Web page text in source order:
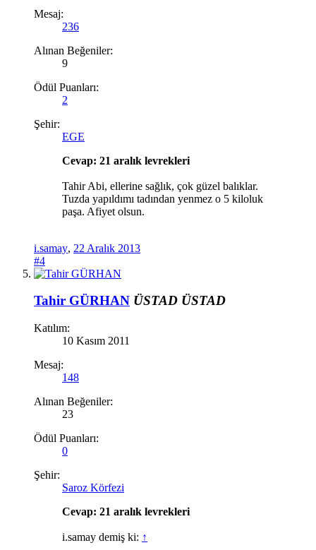
Mesaj:
236
Alınan Beğeniler:
9
Ödül Puanları:
2
Şehir:
EGE
Cevap: 21 aralık levrekleri
Tahir Abi, ellerine sağlık, çok güzel balıklar.
Tuzda yapıldımı tadından yenmez o 5 kiloluk
paşa. Afiyet olsun.
i.samay, 22 Aralık 2013
#4
Tahir GÜRHAN ÜSTAD ÜSTAD
Katılım:
10 Kasım 2011
Mesaj:
148
Alınan Beğeniler:
23
Ödül Puanları:
0
Şehir:
Saroz Körfezi
Cevap: 21 aralık levrekleri
i.samay demiş ki: ↑